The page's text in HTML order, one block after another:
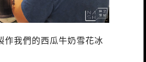
作我們的西瓜牛奶雪花冰